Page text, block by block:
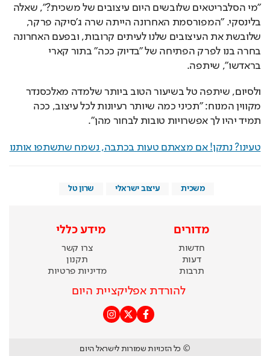
"מי הסלבריטאים שלובשים היום עיצובים של משכית?", שאלה
בלינסקי. "המפורסמת האחרונה הייתה שרה ג'סיקה פרקר,
שלובשת את העיצובים שלנו לעיתים קרובות, ובפעם האחרונה
בחרה בנו לפרק הפתיחה של "בדיוק ככה" בתור קארי
בראדשו", שיתפה.
ולסיום, שיתפה טל בשיעור הטוב ביותר שלמדה מאלכסנדר
מקווין המנוח: "תכיני כמה שיותר רעיונות לכל עיצוב, ככה
תמיד יהיו לך אפשרויות טובות לבחור מהן".
טעינו? נתקן! אם מצאתם טעות בכתבה, נשמח שתשתפו אותנו
משכית עיצוב ישראלי שרון טל
מדורים
חדשות
דעות
תרבות
מידע כללי
צרו קשר
תקנון
מדיניות פרטיות
להורדת אפליקציית היום
© כל הזכויות שמורות לישראל היום